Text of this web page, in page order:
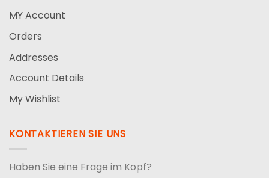
MY Account
Orders
Addresses
Account Details
My Wishlist
KONTAKTIEREN SIE UNS
Haben Sie eine Frage im Kopf?